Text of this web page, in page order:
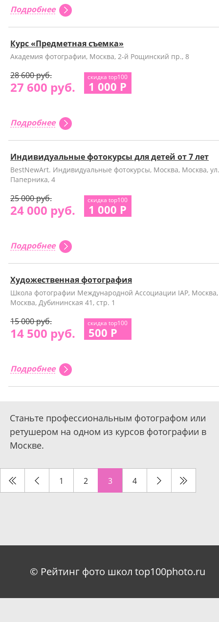
Подробнее
Курс «Предметная съемка»
Академия фотографии, Москва, 2-й Рощинский пр., 8
28 600 руб.
27 600 руб.
скидка top100
1 000 Р
Подробнее
Индивидуальные фотокурсы для детей от 7 лет
BestNewArt. Индивидуальные фотокурсы, Москва, Москва, ул.
Паперника, 4
25 000 руб.
24 000 руб.
скидка top100
1 000 Р
Подробнее
Художественная фотография
Школа фотографии Международной Ассоциации IAP, Москва,
Москва, Дубининская 41, стр. 1
15 000 руб.
14 500 руб.
скидка top100
500 Р
Подробнее
Станьте профессиональным фотографом или
ретушером на одном из курсов фотографии в
Москве.
1 2 3 4
© Рейтинг фото школ top100photo.ru